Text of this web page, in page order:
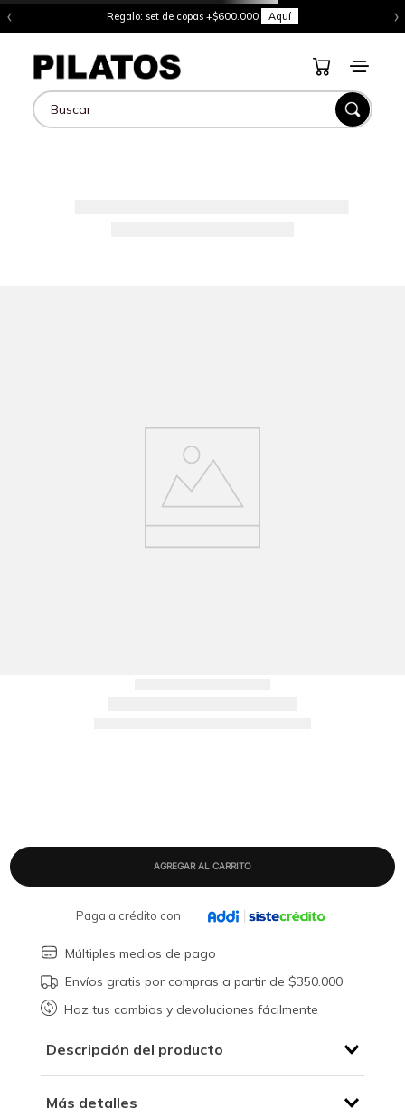
‹ Regalo: set de copas +$600.000 Aquí ›
Buscar
Paga a crédito con
Múltiples medios de pago
Envíos gratis por compras a partir de $350.000
Haz tus cambios y devoluciones fácilmente
Descripción del producto
Más detalles